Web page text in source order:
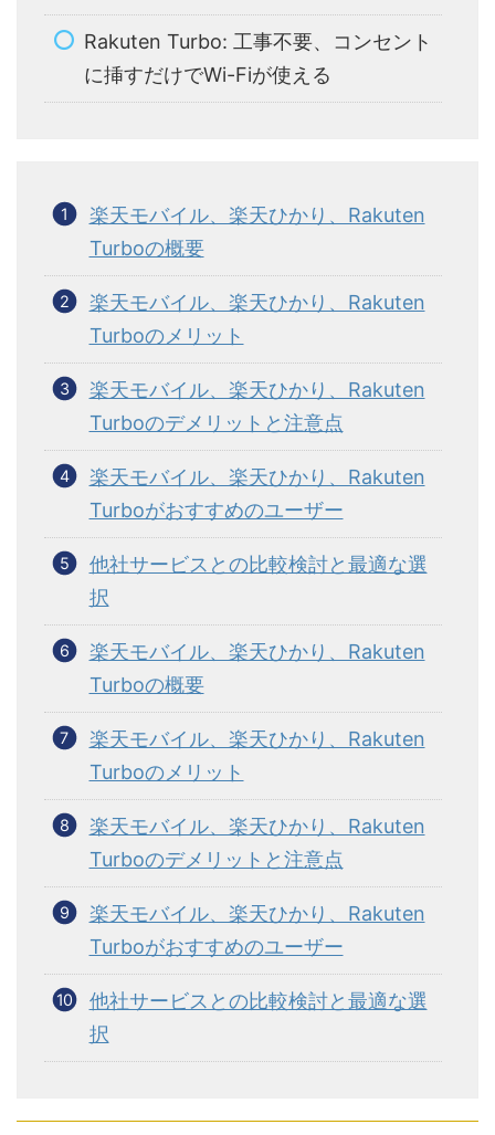
Rakuten Turbo: 工事不要、コンセント
に挿すだけでWi-Fiが使える
楽天モバイル、楽天ひかり、Rakuten
Turboの概要
楽天モバイル、楽天ひかり、Rakuten
Turboのメリット
楽天モバイル、楽天ひかり、Rakuten
Turboのデメリットと注意点
楽天モバイル、楽天ひかり、Rakuten
Turboがおすすめのユーザー
他社サービスとの比較検討と最適な選
択
楽天モバイル、楽天ひかり、Rakuten
Turboの概要
楽天モバイル、楽天ひかり、Rakuten
Turboのメリット
楽天モバイル、楽天ひかり、Rakuten
Turboのデメリットと注意点
楽天モバイル、楽天ひかり、Rakuten
Turboがおすすめのユーザー
他社サービスとの比較検討と最適な選
択